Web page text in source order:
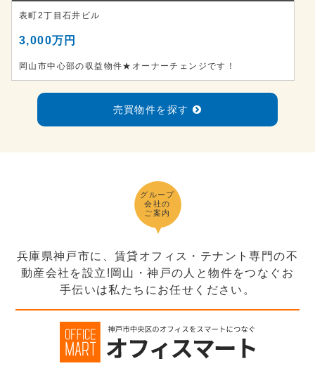
表町2丁目石井ビル
3,000万円
岡山市中心部の収益物件★オーナーチェンジです！
売買物件を探す
グループ
会社の
ご案内
兵庫県神戸市に、賃貸オフィス・テナント専門の不
動産会社を設立!岡山・神戸の人と物件をつなぐお
手伝いは私たちにお任せください。